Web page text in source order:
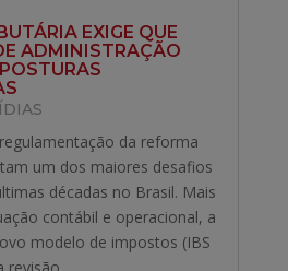
EXIGE QUE
ADMINISTRAÇÃO
da reforma
um dos maiores desafios
décadas no Brasil. Mais
contábil e operacional, a
modelo de impostos (IBS
revisão...